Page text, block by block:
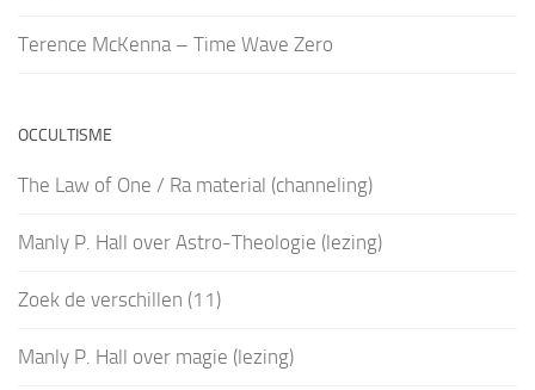
Terence McKenna – Time Wave Zero
OCCULTISME
The Law of One / Ra material (channeling)
Manly P. Hall over Astro-Theologie (lezing)
Zoek de verschillen (11)
Manly P. Hall over magie (lezing)